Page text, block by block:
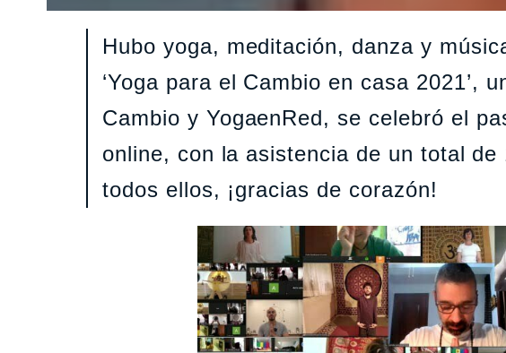
Hubo yoga, meditación, danza y
‘Yoga para el Cambio en casa 2021’,
Cambio y YogaenRed, se celebró el
online, con la asistencia de un total
todos ellos, ¡gracias de corazón!